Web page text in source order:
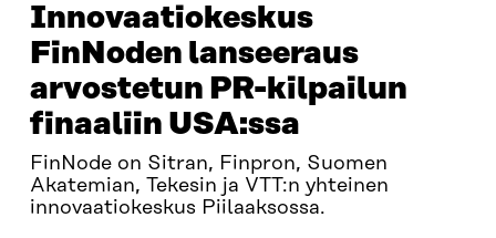
Innovaatiokeskus
FinNoden lanseeraus
arvostetun PR-kilpailun
finaaliin USA:ssa
FinNode on Sitran, Finpron, Suomen
Akatemian, Tekesin ja VTT:n yhteinen
innovaatiokeskus Piilaaksossa.